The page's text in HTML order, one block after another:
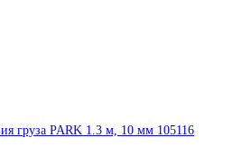
груза PARK 1.3 м, 10 мм 105116